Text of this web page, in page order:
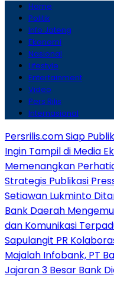
Home
Politik
Info Jateng
Ekonomi
Nasional
Lifestyle
Entertainment
Video
Pers Rilis
Internasional
Persrilis.com Siap
Ingin Tampil di Media
Memenangkan
Strategis Publikasi
Setiawan Lukminto
Bank Daerah
dan Komunikasi
Sapulangit PR
Majalah Infobank, PT
Jajaran 3 Besar Bank